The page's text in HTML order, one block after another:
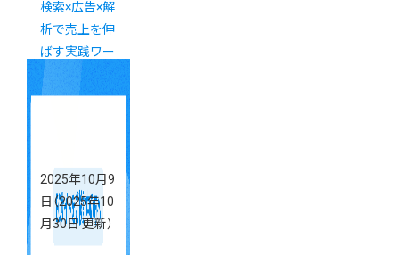
検索×広告×解
析で売上を伸
ばす実践ワー
クショップ
「カラーミー
2025年10月9
日 （2025年10
月30日 更新）